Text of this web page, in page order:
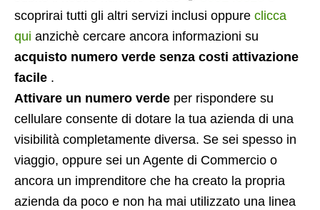
scoprirai tutti gli altri servizi inclusi oppure clicca
qui anzichè cercare ancora informazioni su
acquisto numero verde senza costi attivazione
facile .
Attivare un numero verde per rispondere su
cellulare consente di dotare la tua azienda di una
visibilità completamente diversa. Se sei spesso in
viaggio, oppure sei un Agente di Commercio o
ancora un imprenditore che ha creato la propria
azienda da poco e non ha mai utilizzato una linea